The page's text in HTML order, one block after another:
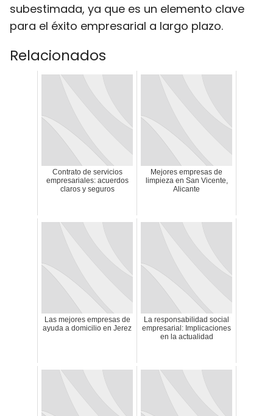
subestimada, ya que es un elemento clave
para el éxito empresarial a largo plazo.
Relacionados
Contrato de servicios
empresariales: acuerdos
claros y seguros
Mejores empresas de
limpieza en San Vicente,
Alicante
Las mejores empresas de
ayuda a domicilio en Jerez
La responsabilidad social
empresarial: Implicaciones
en la actualidad